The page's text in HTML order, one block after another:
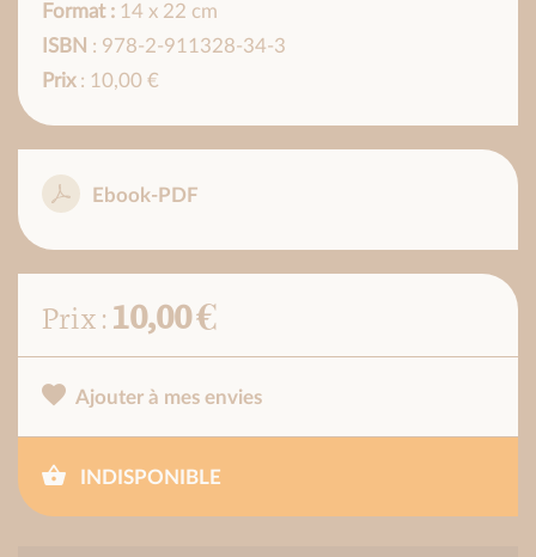
Format : 14 x 22 cm
ISBN : 978-2-911328-34-3
Prix: 10,00 €
Ebook-PDF
Prix :10,00 €
Ajouter à mes envies
INDISPONIBLE